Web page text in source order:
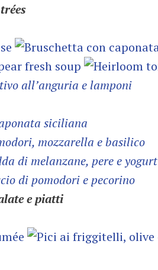
all’anguria e lamponi
siciliana
mozzarella e basilico
di melanzane, pere e yogurt
di pomodori e pecorino
e piatti